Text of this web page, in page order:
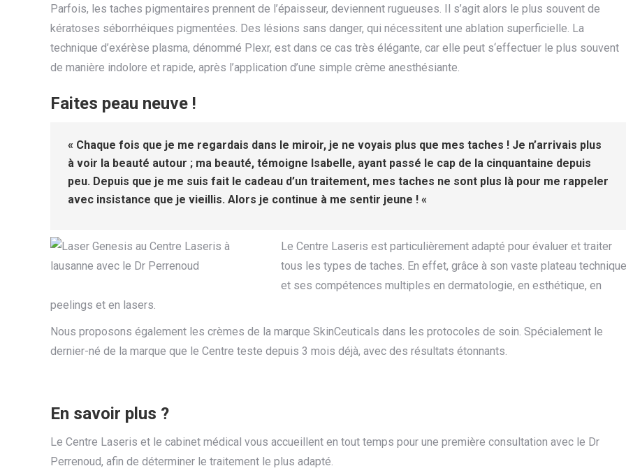
Parfois, les taches pigmentaires prennent de l’épaisseur, deviennent rugueuses. Il s’agit alors le plus souvent de
kératoses séborrhéiques pigmentées. Des lésions sans danger, qui nécessitent une ablation superficielle. La
technique d’exérèse plasma, dénommé Plexr, est dans ce cas très élégante, car elle peut s‘effectuer le plus souvent
de manière indolore et rapide, après l’application d’une simple crème anesthésiante.
Faites peau neuve !
« Chaque fois que je me regardais dans le miroir, je ne voyais plus que mes taches ! Je n’arrivais plus
à voir la beauté autour ; ma beauté, témoigne Isabelle, ayant passé le cap de la cinquantaine depuis
peu. Depuis que je me suis fait le cadeau d’un traitement, mes taches ne sont plus là pour me rappeler
avec insistance que je vieillis. Alors je continue à me sentir jeune ! «
Le Centre Laseris est particulièrement adapté pour évaluer et traiter
tous les types de taches. En effet, grâce à son vaste plateau technique
et ses compétences multiples en dermatologie, en esthétique, en
peelings et en lasers.
Nous proposons également les crèmes de la marque SkinCeuticals dans les protocoles de soin. Spécialement le
dernier-né de la marque que le Centre teste depuis 3 mois déjà, avec des résultats étonnants.
En savoir plus ?
Le Centre Laseris et le cabinet médical vous accueillent en tout temps pour une première consultation avec le Dr
Perrenoud, afin de déterminer le traitement le plus adapté.